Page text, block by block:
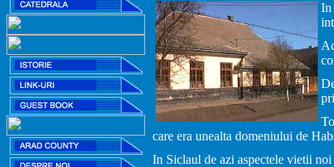
In
care era unealta domeniului de
In Siclaul de azi aspectele vietii